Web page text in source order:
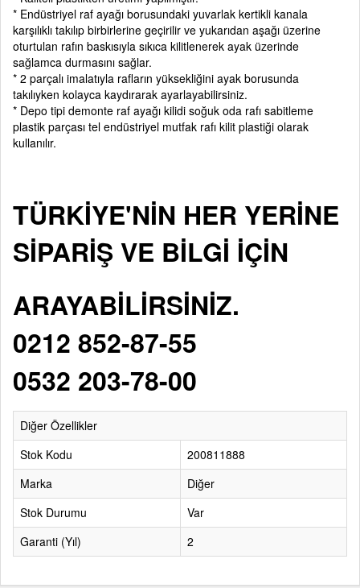
* Endüstriyel raf ayağı borusundaki yuvarlak kertikli kanala
karşılıklı takılıp birbirlerine geçirilir ve yukarıdan aşağı üzerine
oturtulan rafın baskısıyla sıkıca kilitlenerek ayak üzerinde
sağlamca durmasını sağlar.
* 2 parçalı imalatıyla rafların yüksekliğini ayak borusunda
takılıyken kolayca kaydırarak ayarlayabilirsiniz.
* Depo tipi demonte raf ayağı kilidi soğuk oda rafı sabitleme
plastik parçası tel endüstriyel mutfak rafı kilit plastiği olarak
kullanılır.
TÜRKİYE'NİN HER YERİNE
SİPARİŞ VE BİLGİ İÇİN
ARAYABİLİRSİNİZ.
0212 852-87-55
0532 203-78-00
Diğer Özellikler
Stok Kodu
200811888
Marka
Diğer
Stok Durumu
Var
Garanti (Yıl)
2